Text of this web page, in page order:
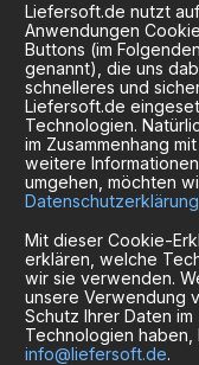
Liefersoft.de nutzt
Anwendungen
Buttons (im
genannt), die uns
schnelleres und
Liefersoft.de
Technologien.
im Zusammenhang
weitere
umgehen, möchten
Datenschutzerklärung
Mit dieser Cookie-
erklären, welche
wir sie verwenden.
unsere Verwendung
Schutz Ihrer Daten im
Technologien haben,
info@liefersoft.de.